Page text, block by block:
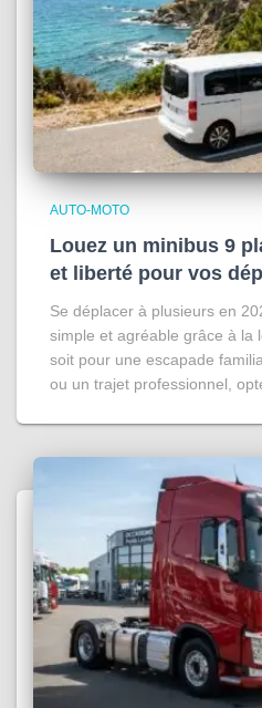
AUTO-MOTO
Louez un minibus 9
et liberté pour vos
Se déplacer à plusieurs en
simple et agréable grâce à la
soit pour une escapade
ou un trajet professionnel,